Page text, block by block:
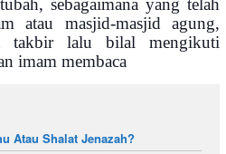
atau masjid-masjid agung,
takbir lalu bilal mengikuti
imam membaca
Atau Shalat Jenazah?